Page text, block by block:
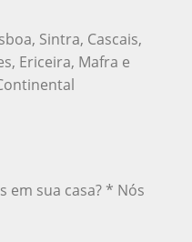
Sintra, Cascais,
Ericeira, Mafra e
sua casa? * Nós